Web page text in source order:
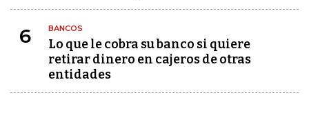
6 BANCOS
Lo que le cobra su banco si quiere
retirar dinero en cajeros de otras
entidades